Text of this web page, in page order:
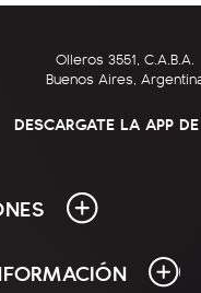
Olleros 3551, C.A.B.A.
Buenos Aires,
DESCARGATE LA APP